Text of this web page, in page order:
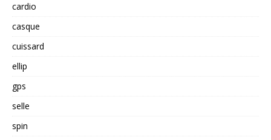
cardio
casque
cuissard
ellip
gps
selle
spin